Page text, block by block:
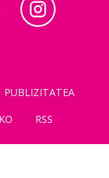
PUBLIZITATEA
RSS